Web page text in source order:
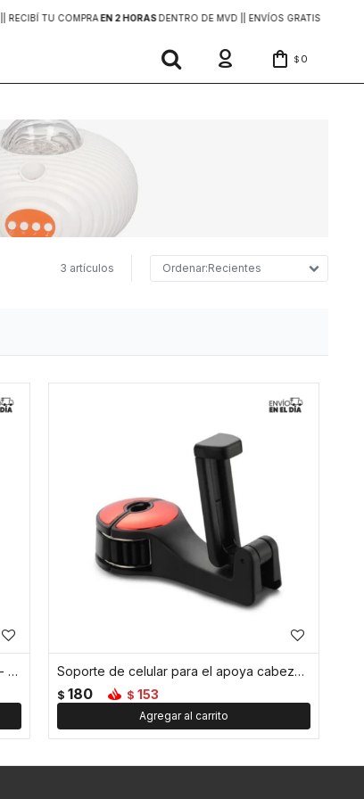
| RECIBÍ TU COMPRAEN 2 HORASDENTRO DE MVD | | ENVÍOS GRATIS
$ 0
3 artículos Recientes
Ventosa soporte para colgar el celular - Rojo Soporte de celular para el apoya cabeza del auto - Rojo
$ 180 $ 153